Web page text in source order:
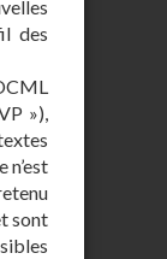
des
»),
sont